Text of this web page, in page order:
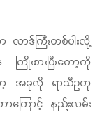
လာဒ်ကြီးတစ်ပါးလို့
ြိုးစားပြီးတော့ကို
တော့ အခုလို ရာသီဥတု
ကြောင့် နည်းလမ်း